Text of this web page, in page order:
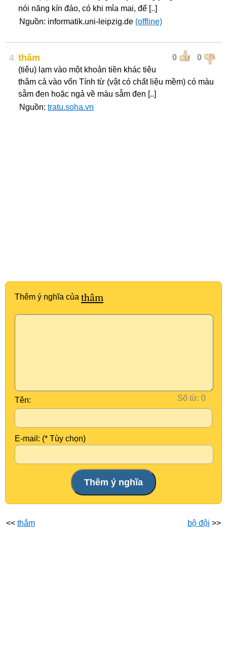
nói năng kín đáo, có khi mỉa mai, để [..]
Nguồn: informatik.uni-leipzig.de (offline)
4 0 0
thâm
(tiêu) lạm vào một khoản tiền khác tiêu
thâm cả vào vốn Tính từ (vật có chất liệu mềm) có màu
sẫm đen hoặc ngả về màu sẫm đen [..]
Nguồn: tratu.soha.vn
Thêm ý nghĩa của thâm
Số từ:
Tên:
E-mail: (* Tùy chọn)
<< thắm bộ đội >>